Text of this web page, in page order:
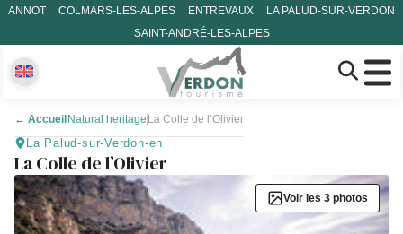
ANNOT COLMARS-LES-ALPES ENTREVAUX
LA PALUD-SUR-VERDON
SAINT-ANDRÉ-LES-ALPES
← Accueil Natural heritage La Colle de l’Olivier
La Palud-sur-Verdon-en
La Colle de l’Olivier
Voir les 3 photos